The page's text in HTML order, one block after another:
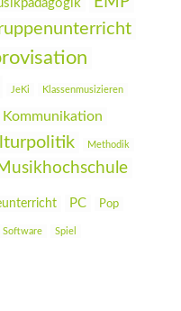
JeKi Klassenmusizieren
Kommunikation
Methodik
PC Pop
Software Spiel